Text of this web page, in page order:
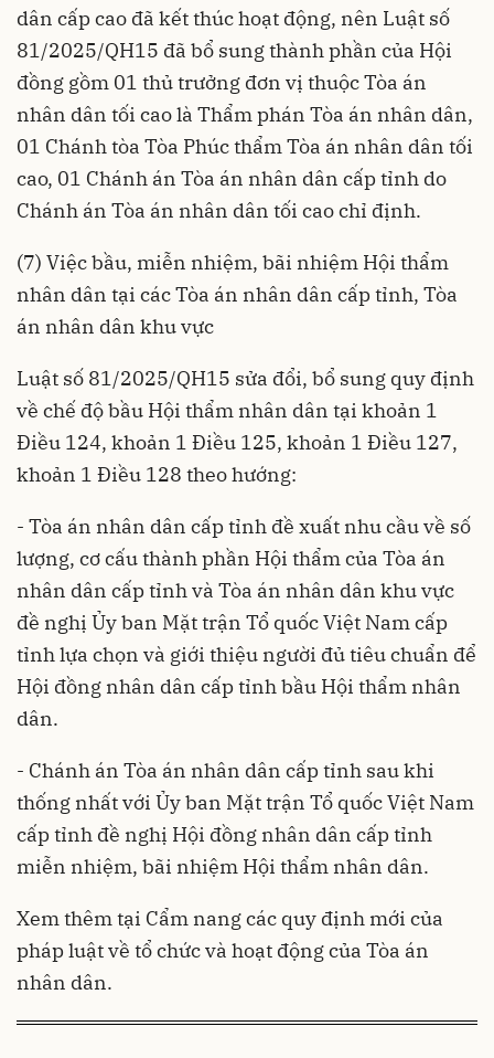
dân cấp cao đã kết thúc hoạt động, nên Luật số
81/2025/QH15 đã bổ sung thành phần của Hội
đồng gồm 01 thủ trưởng đơn vị thuộc Tòa án
nhân dân tối cao là Thẩm phán Tòa án nhân dân,
01 Chánh tòa Tòa Phúc thẩm Tòa án nhân dân tối
cao, 01 Chánh án Tòa án nhân dân cấp tỉnh do
Chánh án Tòa án nhân dân tối cao chỉ định.
(7) Việc bầu, miễn nhiệm, bãi nhiệm Hội thẩm
nhân dân tại các Tòa án nhân dân cấp tỉnh, Tòa
án nhân dân khu vực
Luật số 81/2025/QH15 sửa đổi, bổ sung quy định
về chế độ bầu Hội thẩm nhân dân tại khoản 1
Điều 124, khoản 1 Điều 125, khoản 1 Điều 127,
khoản 1 Điều 128 theo hướng:
- Tòa án nhân dân cấp tỉnh đề xuất nhu cầu về số
lượng, cơ cấu thành phần Hội thẩm của Tòa án
nhân dân cấp tỉnh và Tòa án nhân dân khu vực
đề nghị Ủy ban Mặt trận Tổ quốc Việt Nam cấp
tỉnh lựa chọn và giới thiệu người đủ tiêu chuẩn để
Hội đồng nhân dân cấp tỉnh bầu Hội thẩm nhân
dân.
- Chánh án Tòa án nhân dân cấp tỉnh sau khi
thống nhất với Ủy ban Mặt trận Tổ quốc Việt Nam
cấp tỉnh đề nghị Hội đồng nhân dân cấp tỉnh
miễn nhiệm, bãi nhiệm Hội thẩm nhân dân.
Xem thêm tại Cẩm nang các quy định mới của
pháp luật về tổ chức và hoạt động của Tòa án
nhân dân.